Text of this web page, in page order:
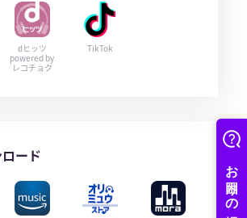
dヒッツ
powered by
レコチョク
TikTok
ード